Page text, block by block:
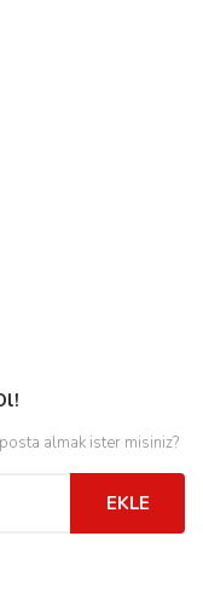
almak ister misiniz?
EKLE